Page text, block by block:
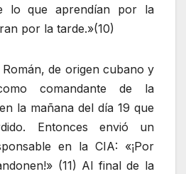
lo que aprendían por la
por la tarde.»(10)
de origen cubano y
comandante de la
la mañana del día 19 que
Entonces envió un
en la CIA: «¡Por
(11) Al final de la